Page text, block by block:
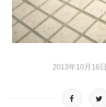
2013年10月16日